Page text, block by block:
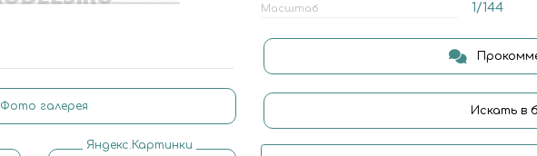
Фото галерея
Яндекс.Картинки
Масштаб 1/144
Искать в